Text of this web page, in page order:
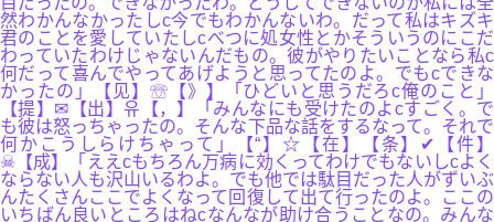
然わかんなかったしc今でもわかんないわ。だって私はキズキ
君のことを愛していたしcべつに処女性とかそういうのにこだ
わっていたわけじゃないんだもの。彼がやりたいことなら私c
何だって喜んでやってあげようと思ってたのよ。でもcできな
かったの」【见】☏【》】「ひどいと思うだろc俺のこと」
【提】✉【出】유【，】「みんなにも受けたのよcすごく。で
も彼は怒っちゃったの。そんな下品な話をするなって。それで
何かこうしらけちゃって」【“】☆【在】【条】✔【件】
☠【成】「ええcもちろん万病に効くってわけでもないしcよく
ならない人も沢山いるわよ。でも他では駄目だった人がずいぶ
んたくさんここでよくなって回復して出て行ったのよ。ここの
いちばん良いところはねcなんなが助け合うことなの。みんな